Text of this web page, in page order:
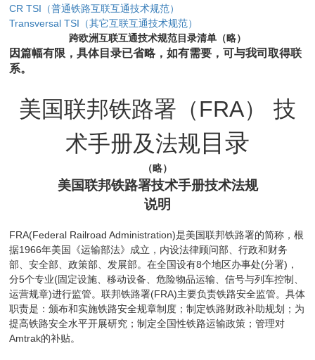
CR TSI （普通铁路互联互通技术规范）
Transversal TSI （其它互联互通技术规范）
跨欧洲互联互通技术规范目录清单 （略）
因篇幅有限，具体目录已省略，如有需要，可与我司取得联
系。
美国联邦铁路署（FRA）
技
术手册及法规目录
（略）
美国联邦铁路署技术手册技术法规
说明
FRA(Federal Railroad Administration)是美国联邦铁路署的简称，根
据1966年美国《运输部法》成立，内设法律顾问部、行政和财务
部、安全部、政策部、发展部。在全国设有8个地区办事处(分署) ，
分5个专业(固定设施、移动设备、危险物品运输、信号与列车控制、
运营规章)进行监管。联邦铁路署(FRA)主要负责铁路安全监管。具体
职责是：颁布和实施铁路安全规章制度；制定铁路财政补助规划；为
提高铁路安全水平开展研究；制定全国性铁路运输政策；管理对
Amtrak的补贴。